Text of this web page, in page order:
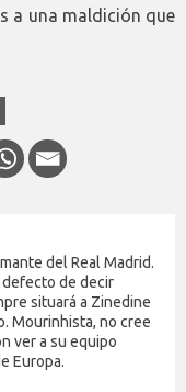
a una maldición que
del Real Madrid.
de decir
situará a Zinedine
Mourinhista, no cree
ver a su equipo
Europa.